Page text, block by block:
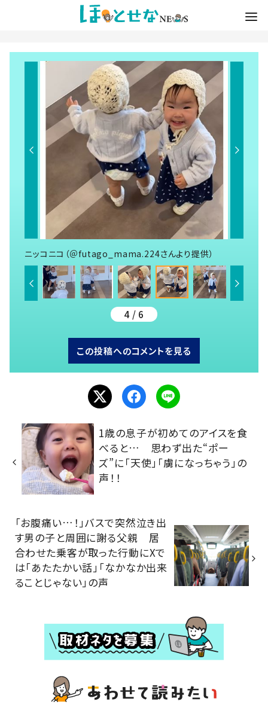
ニッコニコ（＠futago_mama.224さんより提供）
4 / 6
この投稿へのコメントを見る
1歳の息子が初めてのアイスを食
べると… 思わず出た“ポー
ズ”に「天使」「虜になっちゃう」の
声！！
「お腹痛い…！」バスで突然泣き出
す男の子と周囲に謝る父親 居
合わせた乗客が取った行動にXで
は「あたたかい話」「なかなか出来
ることじゃない」の声